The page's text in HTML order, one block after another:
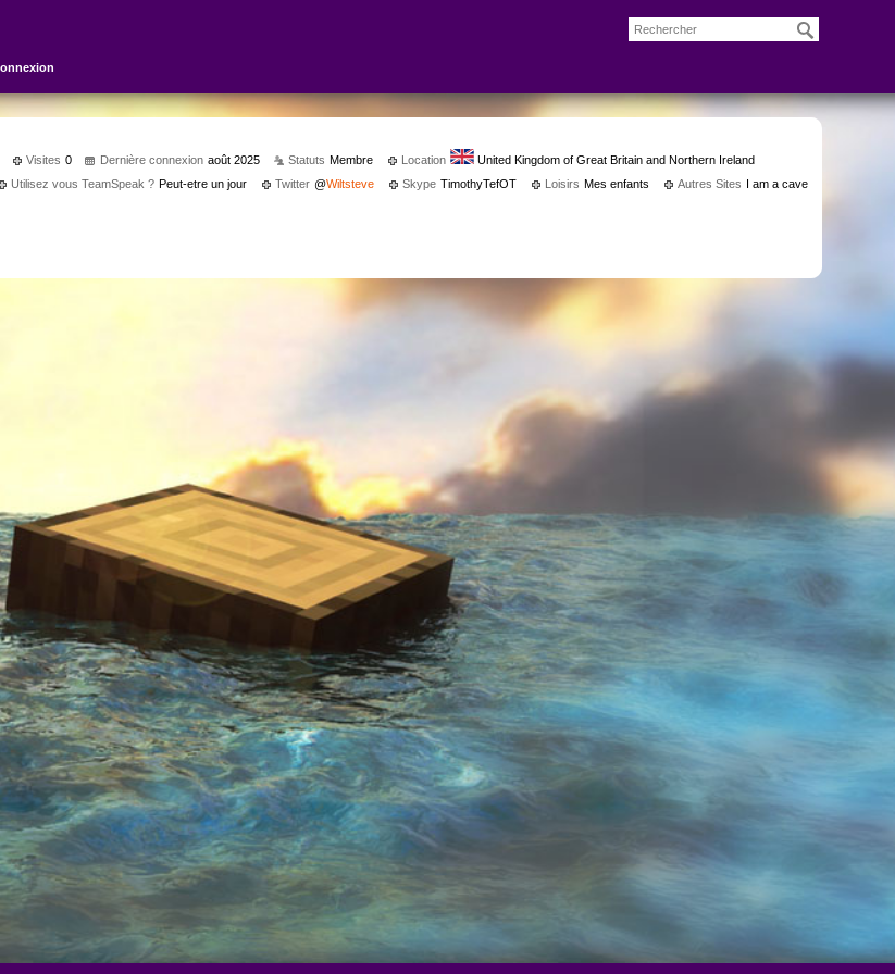
Visites 0 Dernière connexion août 2025 Statuts Membre Location
United Kingdom of Great Britain and Northern Ireland
Utilisez vous TeamSpeak ? Peut-etre un jour Twitter @Wiltsteve Skype TimothyTefOT Loisirs Mes enfants Autres Sites I am a cave